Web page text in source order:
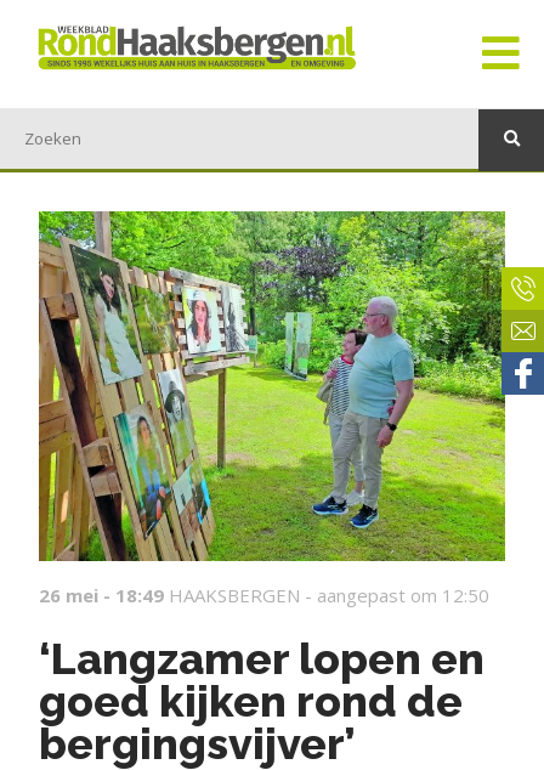
26 mei - 18:49 HAAKSBERGEN - aangepast om 12:50
‘Langzamer lopen en
goed kijken rond de
bergingsvijver’